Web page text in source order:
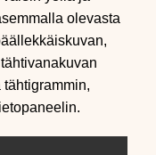
olevasta